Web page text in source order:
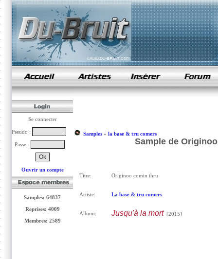
samples de rap
Se connecter
Pseudo :
Passe :
Ouvrir un compte
Samples: 64837
Reprises: 4009
Membres: 2589
Samples» la base & tru comers
Sample de
Titre: Originoo comin thru
Artiste: La base & tru comers
Album: Jusqu'à la mort[2015]